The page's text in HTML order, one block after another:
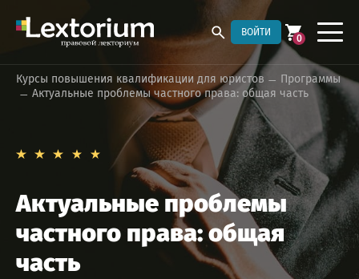
ВОЙТИ
0
Курсы повышения квалификации для юристов
Программы
Актуальные проблемы частного права: общая часть
Актуальные проблемы
частного права: общая
часть